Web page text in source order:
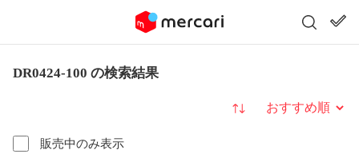
DR0424-100 の検索結果
販売中のみ表示
並び替え